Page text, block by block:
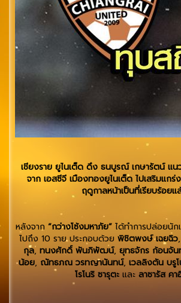
เชียงราย ยูไนเต็ด ดึง ธนบูรณ์ เกษารัตน์ แ
จาก เอสซีจี เมืองทองยูไนเต็ด ไปเสริมแกร่
ฤดูกาลหน้าเป็นที่เรียบร้อยแ
หลังจาก “กว่างโซ้งมหาภัย”ได้ทำการปล่อยนั
ไปถึง 10 ราย ประกอบด้วย พิชิตพงษ์ เฉยฉิว,
กุล, ทนงศักดิ์ พันภิพัฒน์, ยุทธจักร ก้อนจัน
น้อย, ณัทธภณ วรทญานันทน์, เวลลิงตัน บรู
โรโนริ ซารุตะ และ ลาซารัส ค